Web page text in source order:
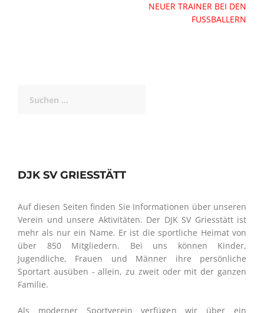
NEUER TRAINER BEI DEN
FUSSBALLERN
nach:
DJK SV GRIESSTÄTT
Auf diesen Seiten finden Sie Informationen über unseren
Verein und unsere Aktivitäten. Der DJK SV Griesstätt ist
mehr als nur ein Name. Er ist die sportliche Heimat von
über 850 Mitgliedern. Bei uns können Kinder,
Jugendliche, Frauen und Männer ihre persönliche
Sportart ausüben - allein, zu zweit oder mit der ganzen
Familie.
Als moderner Sportverein verfügen wir über ein